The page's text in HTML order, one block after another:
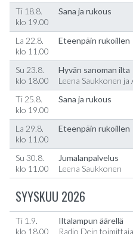
Ti 18.8.
klo 19.00
Sana ja rukous
La 22.8.
klo 11.00
Eteenpäin rukoillen
Su 23.8.
klo 18.00
Hyvän sanoman ilta
Leena Saukkonen
Ti 25.8.
klo 19.00
Sana ja rukous
La 29.8.
klo 11.00
Eteenpäin rukoillen
Su 30.8.
klo 11.00
Jumalanpalvelus
Leena Saukkonen
SYYSKUU 2026
Ti 1.9.
klo 18.00
Iltalampun äärellä
Radio Dein